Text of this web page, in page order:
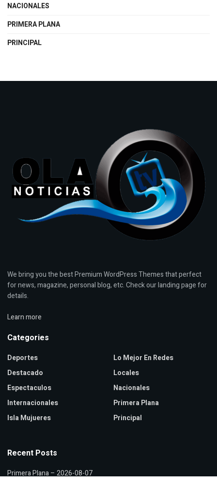
NACIONALES
PRIMERA PLANA
PRINCIPAL
We bring you the best Premium WordPress Themes that perfect
for news, magazine, personal blog, etc. Check our landing page for
details.
Learn more
Categories
Deportes
Destacado
Espectaculos
Internacionales
Isla Mujueres
Lo Mejor En Redes
Locales
Nacionales
Primera Plana
Principal
Recent Posts
Primera Plana – 2026-08-07